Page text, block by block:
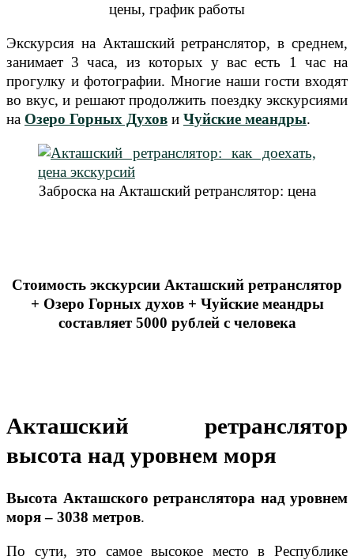
цены, график работы
Экскурсия на Акташский ретранслятор, в среднем,
занимает 3 часа, из которых у вас есть 1 час на
прогулку и фотографии. Многие наши гости входят
во вкус, и решают продолжить поездку экскурсиями
на Озеро Горных Духов и Чуйские меандры.
Заброска на Акташский ретранслятор: цена
Стоимость экскурсии Акташский ретранслятор
+ Озеро Горных духов + Чуйские меандры
составляет 5000 рублей с человека
Акташский ретранслятор
высота над уровнем моря
Высота Акташского ретранслятора над уровнем
моря – 3038 метров.
По сути, это самое высокое место в Республике